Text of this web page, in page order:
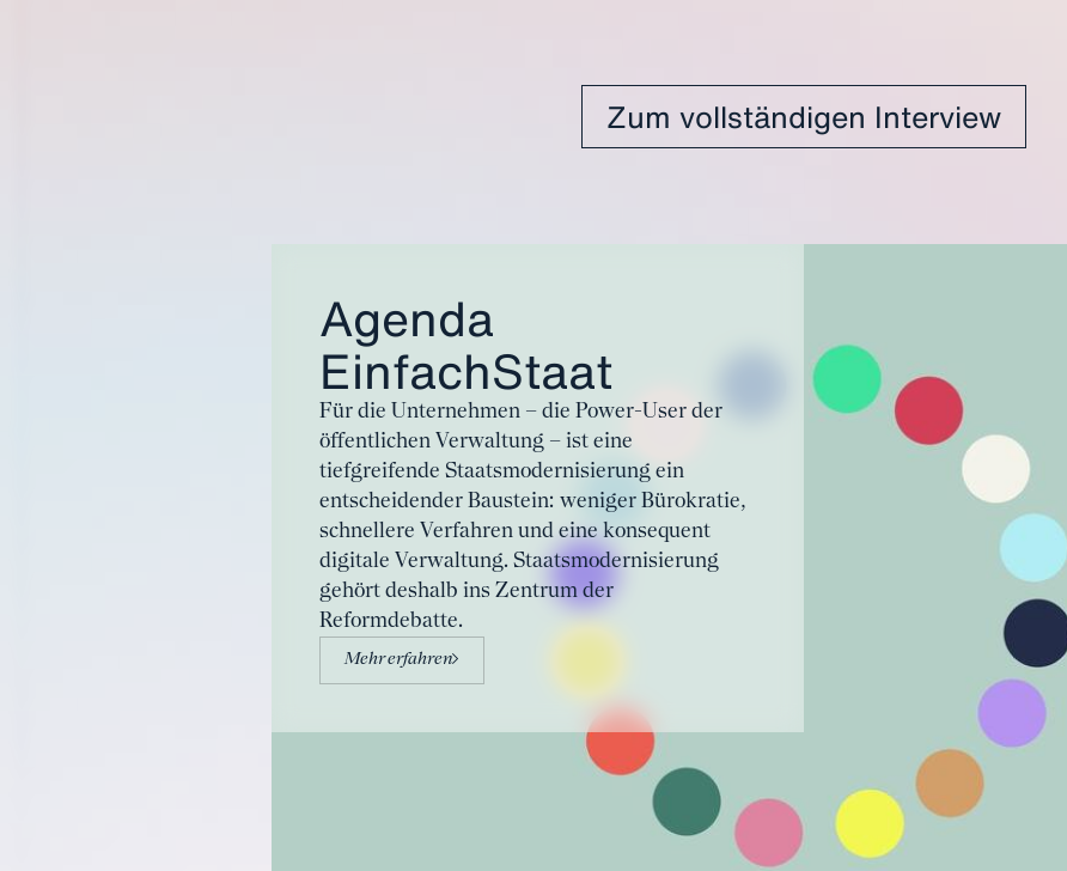
Zum vollständigen Interview
Agenda
EinfachStaat
Für die Unternehmen – die Power-User der
öffentlichen Verwaltung – ist eine
tiefgreifende Staatsmodernisierung ein
entscheidender Baustein: weniger Bürokratie,
schnellere Verfahren und eine konsequent
digitale Verwaltung. Staatsmodernisierung
gehört deshalb ins Zentrum der
Reformdebatte.
Mehr erfahren